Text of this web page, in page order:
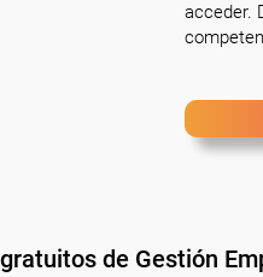
acceder.
de Gestión